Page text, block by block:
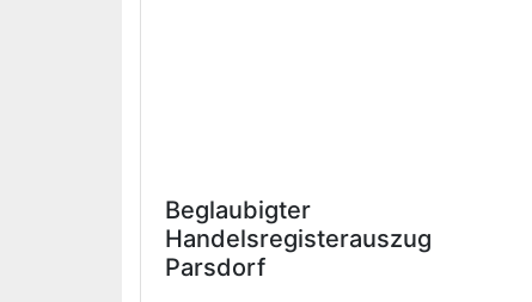
Beglaubigter
Handelsregisterauszug
Parsdorf